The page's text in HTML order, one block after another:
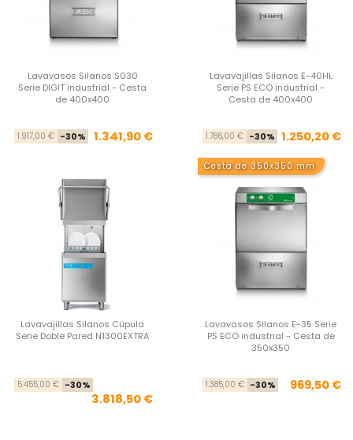
Lavavasos Silanos S030
Serie DIGIT industrial - Cesta
de 400x400
Precio base
1.917,00 € -30% Precio
1.341,90 €
Lavavajillas Silanos E-40HL
Serie PS ECO industrial -
Cesta de 400x400
1.786,00 € -30% 1.250,20 €
Lavavajillas Silanos Cúpula
Serie Doble Pared N1300EXTRA
Precio base
5.455,00 € -30%
3.818,50 €
Cesta de 350x350 mm
Lavavasos Silanos E-35 Serie
PS ECO industrial - Cesta de
350x350
1.385,00 € -30% 969,50 €